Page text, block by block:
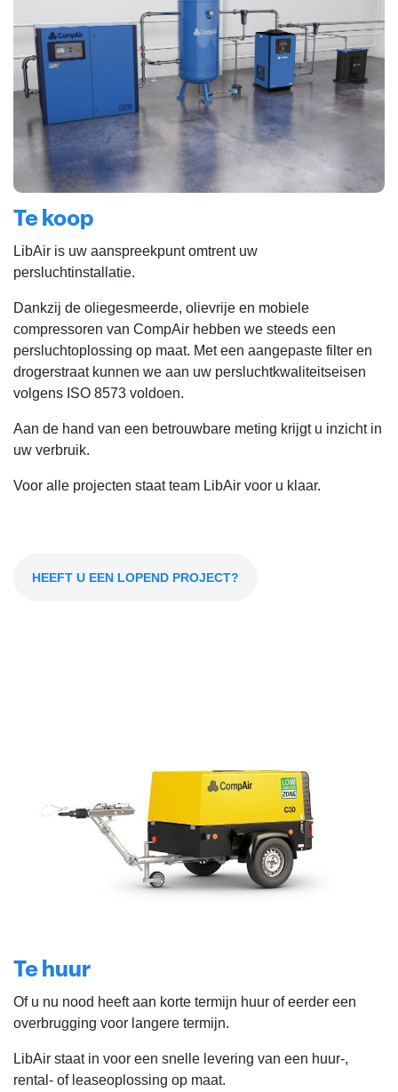
Te koop
LibAir is uw aanspreekpunt omtrent uw
persluchtinstallatie.
Dankzij de oliegesmeerde, olievrije en mobiele
compressoren van CompAir hebben we steeds een
persluchtoplossing op maat. Met een aangepaste filter en
drogerstraat kunnen we aan uw persluchtkwaliteitseisen
volgens ISO 8573 voldoen.
Aan de hand van een betrouwbare meting krijgt u inzicht in
uw verbruik.
Voor alle projecten staat team LibAir voor u klaar.
HEEFT U EEN LOPEND PROJECT?
Te huur
Of u nu nood heeft aan korte termijn huur of eerder een
overbrugging voor langere termijn.
LibAir staat in voor een snelle levering van een huur-,
rental- of leaseoplossing op maat.